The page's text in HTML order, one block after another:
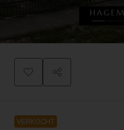
VERKOCHT